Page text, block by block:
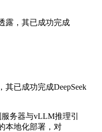
露，其已成功完成
其已成功完成DeepSeek
务器与vLLM推理引
本地化部署，对